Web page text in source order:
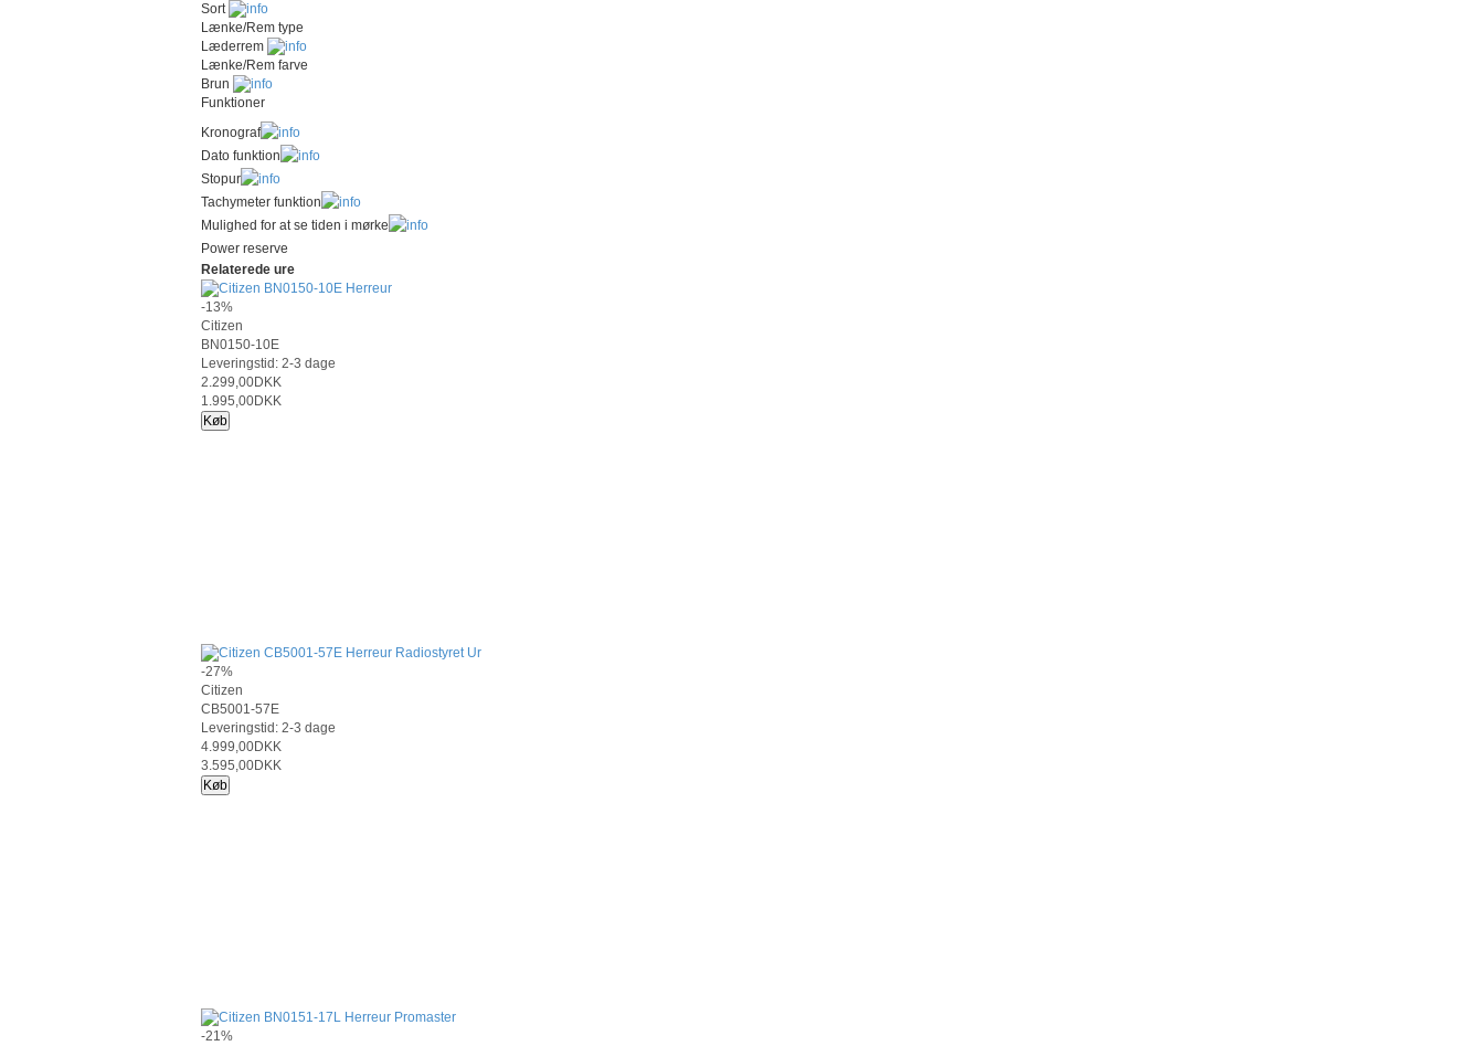
Sort
Lænke/Rem type
Læderrem
Lænke/Rem farve
Brun
Funktioner
Kronograf
Dato funktion
Stopur
Tachymeter funktion
Mulighed for at se tiden i mørke
Power reserve
Relaterede ure
-13%
Citizen
BN0150-10E
Leveringstid: 2-3 dage
2.299,00DKK
1.995,00DKK
Køb
-27%
Citizen
CB5001-57E
Leveringstid: 2-3 dage
4.999,00DKK
3.595,00DKK
Køb
-21%